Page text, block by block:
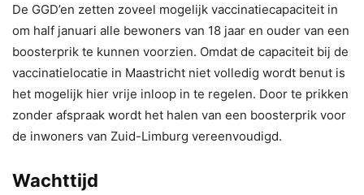
De GGD’en zetten zoveel mogelijk vaccinatiecapaciteit in
om half januari alle bewoners van 18 jaar en ouder van een
boosterprik te kunnen voorzien. Omdat de capaciteit bij de
vaccinatielocatie in Maastricht niet volledig wordt benut is
het mogelijk hier vrije inloop in te regelen. Door te prikken
zonder afspraak wordt het halen van een boosterprik voor
de inwoners van Zuid-Limburg vereenvoudigd.
Wachttijd